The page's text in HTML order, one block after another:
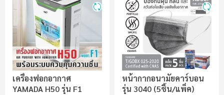
เครื่องฟอกอากาศ
YAMADA H50 รุ่น F1
หน้ากากอนามัยคาร์บอน
รุ่น 3040 (5ชิ้น/แพ็ค)